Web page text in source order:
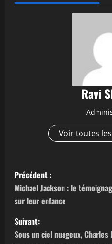
Ravi
Voir toutes
N
a
v
i
Précédent :
Michael Jackson : le
sur leur enfance
Suivant:
Sous un ciel nuageux,